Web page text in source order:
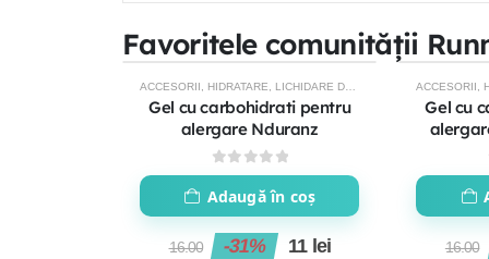
Favoritele comunității
ACCESORII HIDRATARE LICHIDARE DE STOC
Gel cu carbohidrati pentru
alergare Nduranz
0out of 5
Adaugă în coș
16.00 -31% 11 lei
ACCESORII
Gel cu
16.00